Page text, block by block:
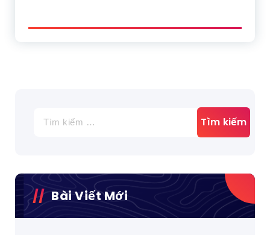
kiếm
Bài Viết Mới